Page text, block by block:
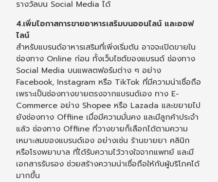
รางวัลบน Social Media ได้
4.เพิ่มโอกาสการขายอาหารเสริมบนออนไลน์ และออฟ
ไลน์
สำหรับแบรนด์อาหารเสริมที่เพิ่งเริ่มต้น อาจจะเปิดขายใน
ช่องทาง Online ก่อน ทั้งเว็บไซต์ของแบรนด์ ช่องทาง
Social Media บนแพลตฟอร์มต่าง ๆ อย่าง
Facebook, Instagram หรือ TikTok ที่มีความน่าเชื่อถือ
เพราะเป็นช่องทางขายตรงจากแบรนด์เอง ทาง E-
Commerce อย่าง Shopee หรือ Lazada และขยายไป
ยังช่องทาง Offline เมื่อมีความมั่นคง และมีลูกค้าประจำ
แล้ว ช่องทาง Offline ที่วางขายก็เลือกได้ตามความ
เหมาะสมของแบรนด์เอง อย่างเช่น ร้านขายยา คลินิก
หรือโรงพยาบาล ที่ได้รับความไว้วางใจจากแพทย์ และมี
เอกสารรับรอง ช่วยสร้างความน่าเชื่อถือให้กับผู้บริโภคได้
มากขึ้น